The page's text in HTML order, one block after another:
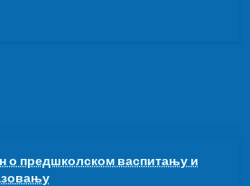
о предшколском васпитању и